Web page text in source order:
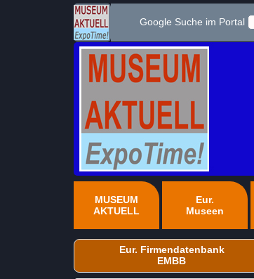
Google Suche im Portal
MUSEUM
AKTUELL
Eur.
Museen
Eur. Firmendatenbank
EMBB